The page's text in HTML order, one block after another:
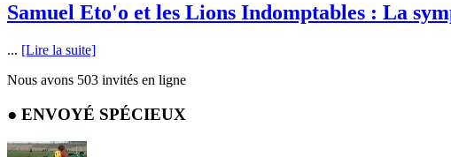
Samuel Eto'o et les Lions Indomptables : La
... [Lire la suite]
Nous avons 503 invités en ligne
● ENVOYÉ SPÉCIEUX